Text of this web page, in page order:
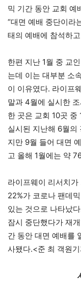
믹 기간 동안 교회 예
“대면 예배 중단이라
태의 예배에 참석하
한편 지난 1월 중 교
는데 이는 대부분 소
이 이유였다. 라이프
말과 4월에 실시한
한 곳은 교회 10곳 중
실시된 지난해 6월의
지만 9월 들어 대면
고 올해 1월에는 약
라이프웨이 리서치
22%가 코로나 팬데
있는 것으로 나타났
잠시 중단했다가 재
간 동안 대면 예배를
사됐다.<준 최 객원